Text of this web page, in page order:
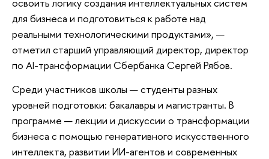
освоить логику создания интеллектуальных систем
для бизнеса и подготовиться к работе над
реальными технологическими продуктами», —
отметил старший управляющий директор, директор
по AI-трансформации Сбербанка Сергей Рябов.
Среди участников школы — студенты разных
уровней подготовки: бакалавры и магистранты. В
программе — лекции и дискуссии о трансформации
бизнеса с помощью генеративного искусственного
интеллекта, развитии ИИ-агентов и современных